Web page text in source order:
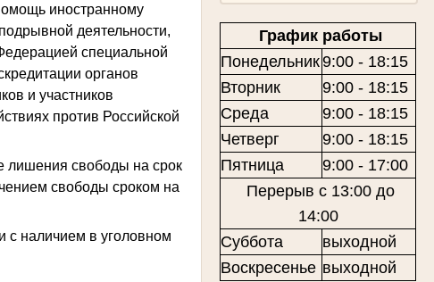
График работы
Понедельник9:00 - 18:15
Вторник
9:00 - 18:15
Среда
9:00 - 18:15
Четверг
9:00 - 18:15
Пятница
9:00 - 17:00
Перерыв с 13:00 до
14:00
Суббота
выходной
Воскресенье выходной
иностранному
деятельности,
специальной
органов
и участников
против Российской
лишения свободы на срок
свободы сроком на
с наличием в уголовном